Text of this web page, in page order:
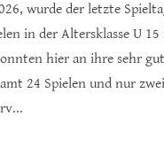
wurde der letzte
in der Altersklasse U
hier an ihre sehr
24 Spielen und nur